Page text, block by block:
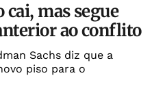
cai, mas segue
ao conflito
Sachs diz que a
piso para o